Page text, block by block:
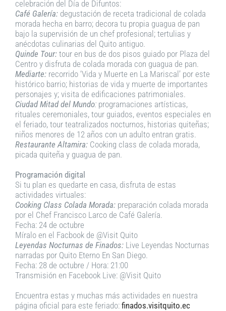
celebración del Día de Difuntos:
Café Galería: degustación de receta tradicional de colada
morada hecha en barro; decora tu propia guagua de pan
bajo la supervisión de un chef profesional; tertulias y
anécdotas culinarias del Quito antiguo.
Quinde Tour: tour en bus de dos pisos guiado por Plaza del
Centro y disfruta de colada morada con guagua de pan.
Mediarte: recorrido ‘Vida y Muerte en La Mariscal’ por este
histórico barrio; historias de vida y muerte de importantes
personajes y; visita de edificaciones patrimoniales.
Ciudad Mitad del Mundo: programaciones artísticas,
rituales ceremoniales, tour guiados, eventos especiales en
el feriado, tour teatralizados nocturnos, historias quiteñas;
niños menores de 12 años con un adulto entran gratis.
Restaurante Altamira: Cooking class de colada morada,
picada quiteña y guagua de pan.
Programación digital
Si tu plan es quedarte en casa, disfruta de estas
actividades virtuales:
Cooking Class Colada Morada: preparación colada morada
por el Chef Francisco Larco de Café Galería.
Fecha: 24 de octubre
Míralo en el Facbook de @Visit Quito
Leyendas Nocturnas de Finados: Live Leyendas Nocturnas
narradas por Quito Eterno En San Diego.
Fecha: 28 de octubre / Hora: 21:00
Transmisión en Facebook Live: @Visit Quito
Encuentra estas y muchas más actividades en nuestra
página oficial para este feriado: finados.visitquito.ec